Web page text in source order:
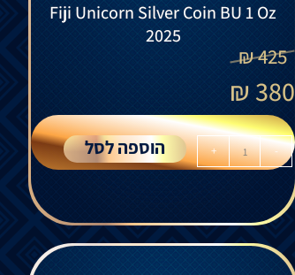
Fiji Unicorn Silver Coin BU 1 Oz
2025
425
₪
380
₪
-
+ הוספה לסל